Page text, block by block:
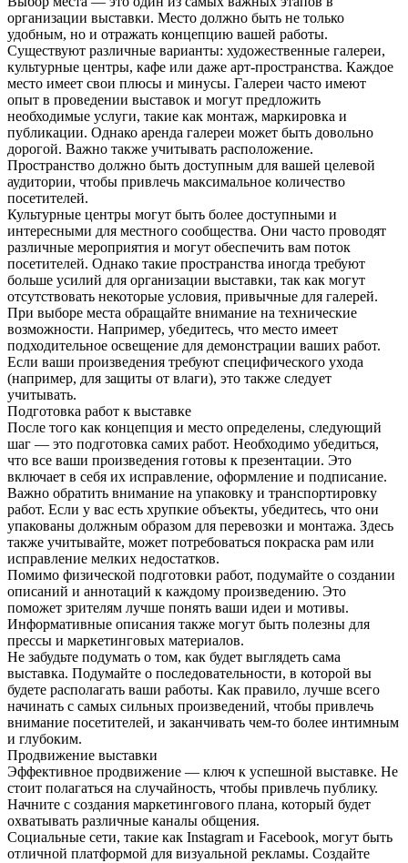
организации выставки. Место должно быть не только
удобным, но и отражать концепцию вашей работы.
Существуют различные варианты: художественные галереи,
культурные центры, кафе или даже арт-пространства. Каждое
место имеет свои плюсы и минусы. Галереи часто имеют
опыт в проведении выставок и могут предложить
необходимые услуги, такие как монтаж, маркировка и
публикации. Однако аренда галереи может быть довольно
дорогой. Важно также учитывать расположение.
Пространство должно быть доступным для вашей целевой
аудитории, чтобы привлечь максимальное количество
посетителей.
Культурные центры могут быть более доступными и
интересными для местного сообщества. Они часто проводят
различные мероприятия и могут обеспечить вам поток
посетителей. Однако такие пространства иногда требуют
больше усилий для организации выставки, так как могут
отсутствовать некоторые условия, привычные для галерей.
При выборе места обращайте внимание на технические
возможности. Например, убедитесь, что место имеет
подходительное освещение для демонстрации ваших работ.
Если ваши произведения требуют специфического ухода
(например, для защиты от влаги), это также следует
учитывать.
Подготовка работ к выставке
После того как концепция и место определены, следующий
шаг — это подготовка самих работ. Необходимо убедиться,
что все ваши произведения готовы к презентации. Это
включает в себя их исправление, оформление и подписание.
Важно обратить внимание на упаковку и транспортировку
работ. Если у вас есть хрупкие объекты, убедитесь, что они
упакованы должным образом для перевозки и монтажа. Здесь
также учитывайте, может потребоваться покраска рам или
исправление мелких недостатков.
Помимо физической подготовки работ, подумайте о создании
описаний и аннотаций к каждому произведению. Это
поможет зрителям лучше понять ваши идеи и мотивы.
Информативные описания также могут быть полезны для
прессы и маркетинговых материалов.
Не забудьте подумать о том, как будет выглядеть сама
выставка. Подумайте о последовательности, в которой вы
будете располагать ваши работы. Как правило, лучше всего
начинать с самых сильных произведений, чтобы привлечь
внимание посетителей, и заканчивать чем-то более интимным
и глубоким.
Продвижение выставки
Эффективное продвижение — ключ к успешной выставке. Не
стоит полагаться на случайность, чтобы привлечь публику.
Начните с создания маркетингового плана, который будет
охватывать различные каналы общения.
Социальные сети, такие как Instagram и Facebook, могут быть
отличной платформой для визуальной рекламы. Создайте